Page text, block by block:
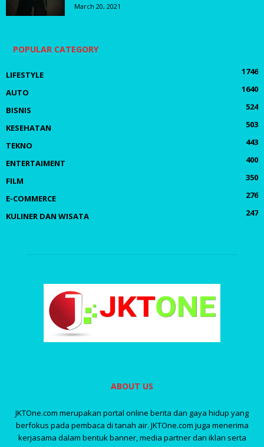
March 20, 2021
POPULAR CATEGORY
LIFESTYLE
1746
AUTO
1640
BISNIS
524
KESEHATAN
503
TEKNO
443
ENTERTAIMENT
400
FILM
350
E-COMMERCE
276
KULINER DAN WISATA
247
ABOUT US
JKTOne.com merupakan portal online berita dan gaya hidup yang
berfokus pada pembaca di tanah air. JKTOne.com juga menerima
kerjasama dalam bentuk banner, media partner dan iklan serta